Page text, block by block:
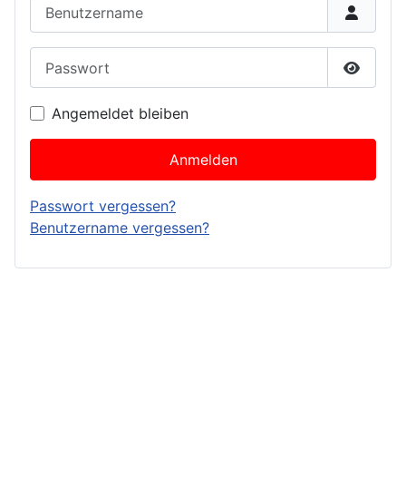
Angemeldet bleiben
Anmelden
Passwort vergessen?
Benutzername vergessen?